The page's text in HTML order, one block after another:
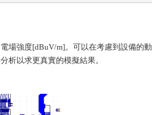
場強度[dBuV/m]。可以在考慮到設備的動
析以求更真實的模擬結果。